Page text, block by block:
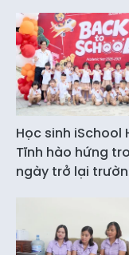
Học sinh iSchool
Tĩnh hào hứng
ngày trở lại